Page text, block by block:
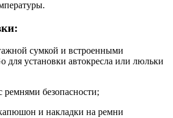
сумкой и встроенными
для установки автокресла или люльки
безопасности;
и накладки на ремни